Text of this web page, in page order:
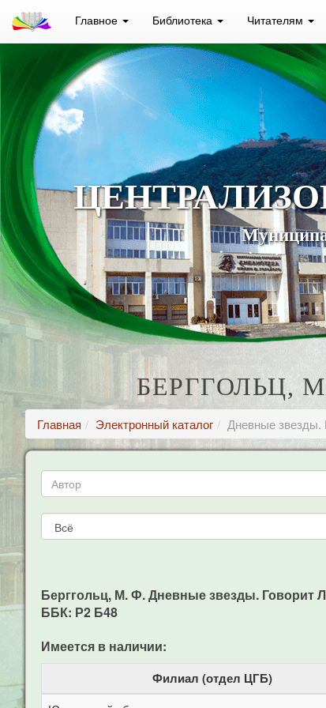
Главное Библиотека Читателям
БЕРГГОЛЬЦ,
Главная Электронный каталог Дневные звезды.
Берггольц, М. Ф. Дневные звезды. Говорит
ББК: Р2 Б48
Имеется в наличии:
Филиал (отдел ЦГБ)